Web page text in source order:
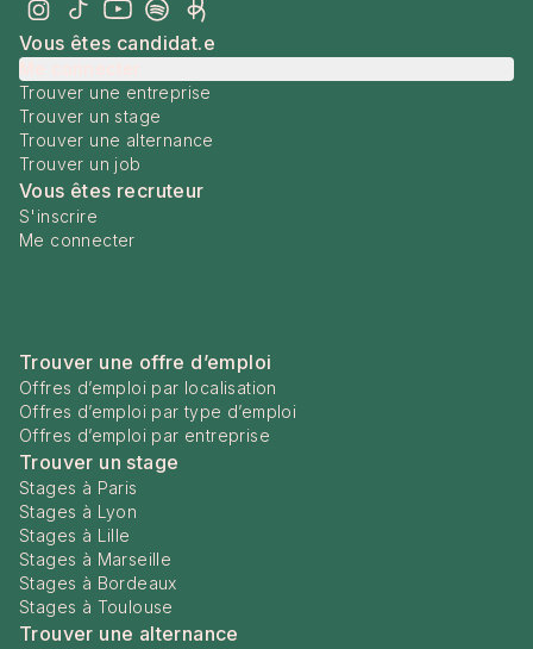
Vous êtes candidat.e
Trouver une entreprise
Trouver un stage
Trouver une alternance
Trouver un job
Vous êtes recruteur
S'inscrire
Me connecter
Trouver une offre d’emploi
Offres d’emploi par localisation
Offres d’emploi par type d’emploi
Offres d’emploi par entreprise
Trouver un stage
Stages à Paris
Stages à Lyon
Stages à Lille
Stages à Marseille
Stages à Bordeaux
Stages à Toulouse
Trouver une alternance